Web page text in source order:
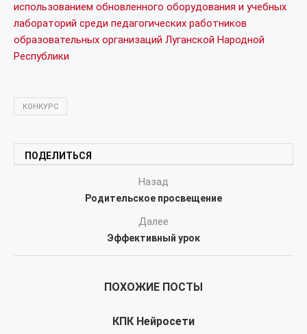
использованием обновленного оборудования и учебных
лабораторий среди педагогических работников
образовательных организаций Луганской Народной
Республики
КОНКУРС
ПОДЕЛИТЬСЯ
Назад
Родительское просвещение
Далее
Эффективный урок
ПОХОЖИЕ ПОСТЫ
КПК Нейросети